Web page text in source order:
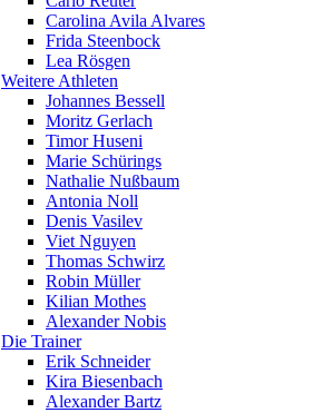
Carolina Avila Alvares
Frida Steenbock
Lea Rösgen
Weitere Athleten
Johannes Bessell
Moritz Gerlach
Timor Huseni
Marie Schürings
Nathalie Nußbaum
Antonia Noll
Denis Vasilev
Viet Nguyen
Thomas Schwirz
Robin Müller
Kilian Mothes
Alexander Nobis
Die Trainer
Erik Schneider
Kira Biesenbach
Alexander Bartz